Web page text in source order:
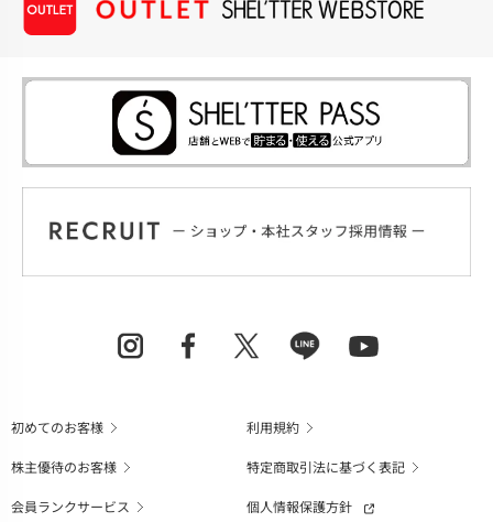
初めてのお客様
利用規約
株主優待のお客様
特定商取引法に基づく表記
会員ランクサービス
個人情報保護方針